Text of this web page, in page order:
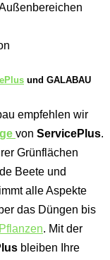
und GALABAU
empfehlen wir
von ServicePlus.
Grünflächen
Beete und
alle Aspekte
das Düngen bis
. Mit der
bleiben Ihre